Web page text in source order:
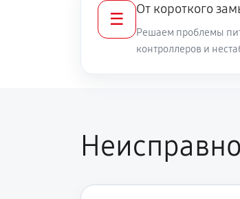
☰
От короткого
Решаем проблемы
контроллеров и